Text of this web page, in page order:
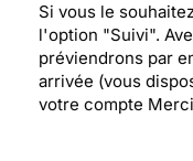
Si vous le
l'option "Suivi".
préviendrons par
arrivée (vous
votre compte